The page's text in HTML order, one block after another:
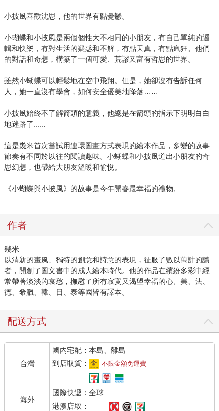
小披風喜歡沈思，他的世界有點憂鬱。
小蝴蝶和小披風是兩個個性大不相同的小朋友，有自己單純的邏
輯和快樂，有對生活的疑惑和不解，有點天真，有點瘋狂。他們
的對話和奇想，構築了一個可愛、荒謬又富有哲思的世界。
雖然小蝴蝶可以輕鬆地在空中飛翔。但是，她卻沒有告訴任何
人，她一直沒有學會，如何安全優美地降落……
小披風始終不了解箭頭的意義，他總是在箭頭的指示下明明白白
地迷路了......
這是幾米首次嘗試用連環圖畫方式表現的繪本作品，多變的故事
節奏有不同於以往的閱讀趣味。小蝴蝶和小披風道出小朋友的奇
思幻想，也帶給大朋友溫暖和愉悅。
《小蝴蝶與小披風》的故事是今年開春最幸福的禮物。
作者
幾米
以清新的畫風、獨特的創意和詩意的表現，征服了數以萬計的讀
者，開創了圖文書中的成人繪本時代。他的作品在繽紛多彩中經
常帶著淡淡的哀愁，撫慰了所有寂寞又渴望幸福的心。美、法、
德、希臘、韓、日、泰等國皆有譯本。
配送方式
台灣
國內宅配：本島、離島
到店取貨：
不限金額免運費
海外
國際快遞：全球
港澳店取：